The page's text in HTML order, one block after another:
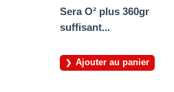
Sera O² plus 360gr
suffisant...
Ajouter au panier